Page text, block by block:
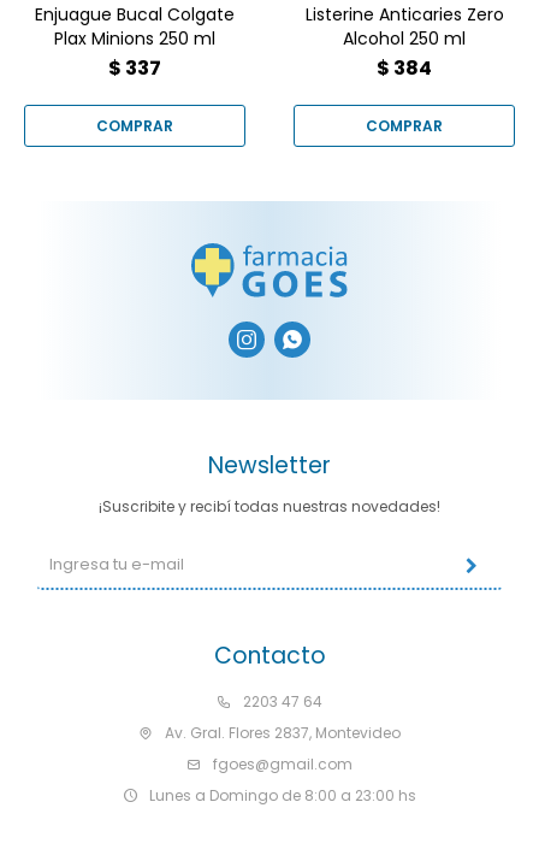
Enjuague Bucal Colgate
Plax Minions 250 ml
$ 337
Listerine Anticaries Zero
Alcohol 250 ml
$ 384
 
Contacto
2203 47 64
Av. Gral. Flores 2837, Montevideo
fgoes@gmail.com
Lunes a Domingo de 8:00 a 23:00 hs
Newsletter
¡Suscribite y recibí todas nuestras novedades!